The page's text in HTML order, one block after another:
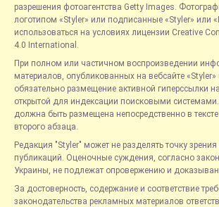
разрешения фотоагентства Getty Images.
логотипом «Styler» или подписанные «Styler» или
использоваться на условиях лицензии Creative
4.0 International.
При полном или частичном воспроизведении
материалов, опубликованных на вебсайте «Styler»
обязательно размещение активной гиперссылки
открытой для индексации поисковыми
должна быть размещена непосредственно в
второго абзаца.
Редакция "Styler" может не разделять точку зрения
публикаций. Оценочные суждения, согласно
Украины, не подлежат опровержению и
За достоверность, содержание и соответствие
законодательства рекламных материалов